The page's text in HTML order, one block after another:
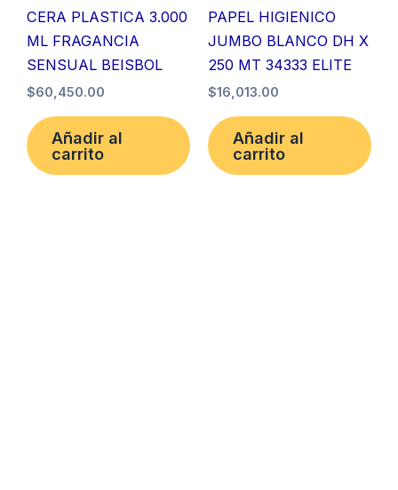
CERA PLASTICA 3.000
ML FRAGANCIA
SENSUAL BEISBOL
$60,450.00
Añadir al
carrito
PAPEL HIGIENICO
JUMBO BLANCO DH X
250 MT 34333 ELITE
$16,013.00
Añadir al
carrito